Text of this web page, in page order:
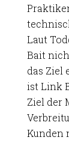
Laut
Bait
das Ziel
ist Link
Ziel der
Kunden